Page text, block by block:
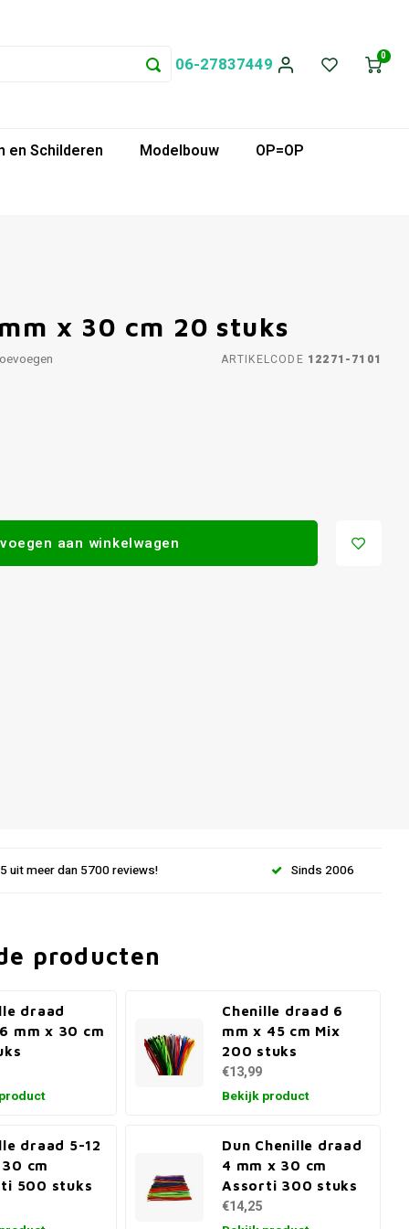
06-27837449 0
en Schilderen Modelbouw
OP=OP
x 30 cm 20 stuks
ARTIKELCODE 12271-7101
aan winkelwagen
uit meer dan 5700 reviews! Sinds 2006
producten
draad
mm x 30 cm
Chenille draad 6
mm x 45 cm Mix
200 stuks
€13,99
Bekijk product
draad 5-12
cm
500 stuks
Dun Chenille draad
4 mm x 30 cm
Assorti 300 stuks
€14,25